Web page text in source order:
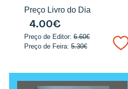
Preço Livro do Dia
4.00€
Preço de Editor: 6.60€
Preço de Feira: 5.30€